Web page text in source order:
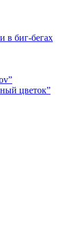
в биг-бегах
цветок”